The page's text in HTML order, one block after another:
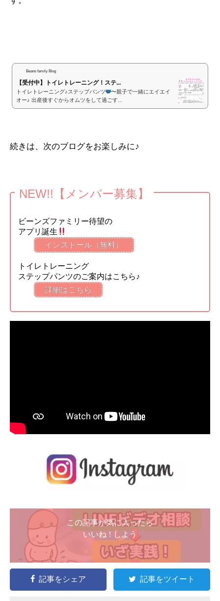
Beans family Blog
【受付中】トイレトレーニング！ステ...
トイレトレーニング♪ステップパンツ
〜親子で一緒にエイエイ
オー♪ 出産後すぐからオムツをして過ごす...
続きは、次のブログをお楽しみに♪
NEW!!【メンバー募集】
ビーンズファミリー待望の
アプリ誕生
インストール（無料）
トイレトレーニング
ステップパンツのご案内はこちら♪
詳細はこちら
この記事が気に入ったら
いいね ! しよう
記事をシェア 記事をツイート